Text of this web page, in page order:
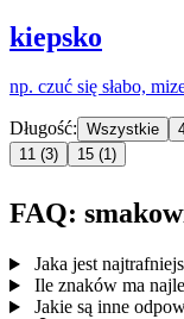
kiepsko
np. czuć się słabo,
Długość: Wszystkie
11 (3) 15 (1)
FAQ:
Jaka jest
Ile znaków ma
Jakie są inne